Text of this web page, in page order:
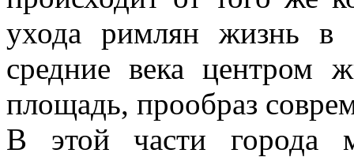
ухода римлян жизнь
средние века центром
площадь, прообраз
В этой части города